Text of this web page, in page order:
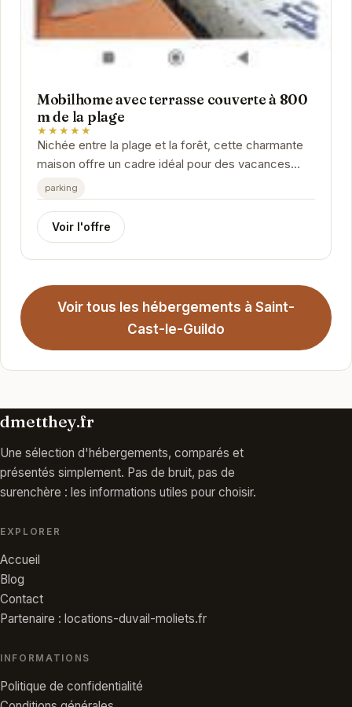
Mobilhome avec terrasse couverte à 800
m de la plage
★★★★★
Nichée entre la plage et la forêt, cette charmante
maison offre un cadre idéal pour des vacances
inoubliables. Son emplacement privilégié permet...
parking
Voir l'offre
Voir tous les hébergements à Saint-
Cast-le-Guildo
dmetthey.fr
Une sélection d'hébergements, comparés et
présentés simplement. Pas de bruit, pas de
surenchère : les informations utiles pour choisir.
EXPLORER
Accueil
Blog
Contact
Partenaire : locations-duvail-moliets.fr
INFORMATIONS
Politique de confidentialité